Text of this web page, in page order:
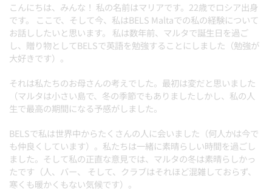
こんにちは、みんな！ 私の名前はマリアです。22歳でロシア出身
です。 ここで、そして今、私はBELS Maltaでの私の経験について
お話ししたいと思います。 私は数年前、マルタで誕生日を過ご
し、贈り物としてBELSで英語を勉強することにしました（勉強が
大好きです）。
それは私たちのお母さんの考えでした。最初は変だと思いました
（マルタは小さい島で、冬の季節でもありましたしかし、私の人
生で最高の期間になる予感がしました。
BELSで私は世界中からたくさんの人に会いました（何人かは今で
も仲良くしています）。私たちは一緒に素晴らしい時間を過ごし
ました。そして私の正直な意見では、マルタの冬は素晴らしかっ
たです（人、バー、 そして、クラブはそれほど混雑しておらず、
寒くも暖かくもない気候です）。